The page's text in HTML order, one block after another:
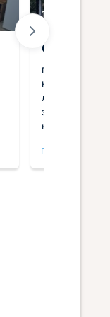
12.1 км от
Снежанна
пляж рядом.
критично .
лесу не
на встречу.
необходимое
чисто ,
Подробнее